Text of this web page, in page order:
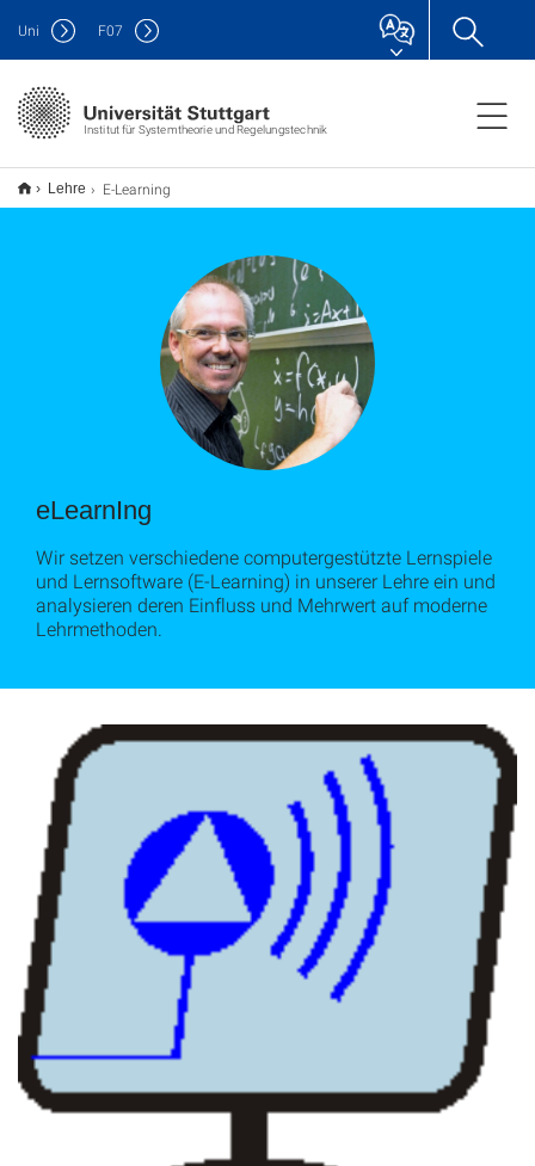
Institut für Systemtheorie und Regelungstechnik
Uni F07
Lehre E-Learning
eLearnIng
Wir setzen verschiedene computergestützte Lernspiele
und Lernsoftware (E-Learning) in unserer Lehre ein und
analysieren deren Einfluss und Mehrwert auf moderne
Lehrmethoden.